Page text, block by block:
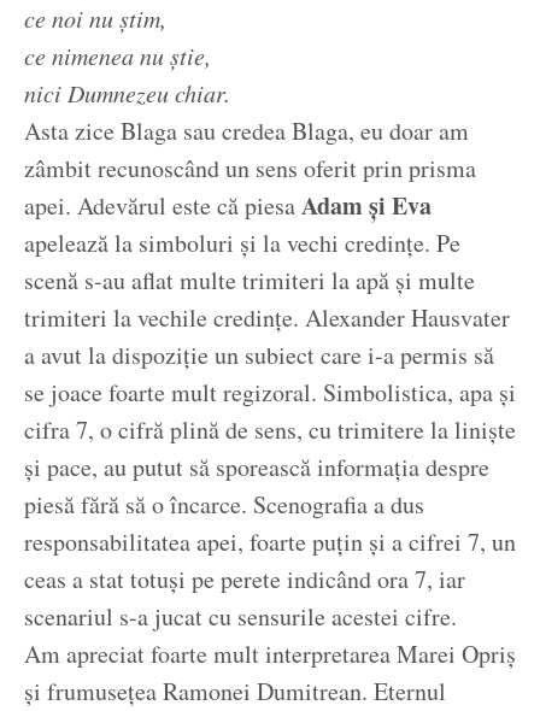
ce noi nu știm,
ce nimenea nu știe,
nici Dumnezeu chiar.
Asta zice Blaga sau credea Blaga, eu doar am
zâmbit recunoscând un sens oferit prin prisma
apei. Adevărul este că piesaAdam și Eva
apelează la simboluri și la vechi credințe. Pe
scenă s-au aflat multe trimiteri la apă și multe
trimiteri la vechile credințe. Alexander Hausvater
a avut la dispoziție un subiect care i-a permis să
se joace foarte mult regizoral. Simbolistica, apa și
cifra 7, o cifră plină de sens, cu trimitere la liniște
și pace, au putut să sporească informația despre
piesă fără să o încarce. Scenografia a dus
responsabilitatea apei, foarte puțin și a cifrei 7, un
ceas a stat totuși pe perete indicând ora 7, iar
scenariul s-a jucat cu sensurile acestei cifre.
Am apreciat foarte mult interpretarea Marei Opriș
și frumusețea Ramonei Dumitrean. Eternul